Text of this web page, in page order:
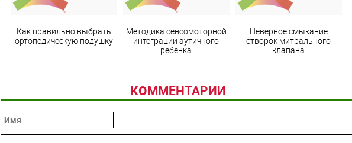
Как правильно выбрать
ортопедическую подушку
Методика сенсомоторной
интеграции аутичного
ребенка
Неверное смыкание
створок митрального
клапана
КОММЕНТАРИИ